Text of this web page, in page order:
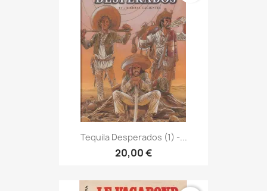
Tequila Desperados (1) -...
20,00 €